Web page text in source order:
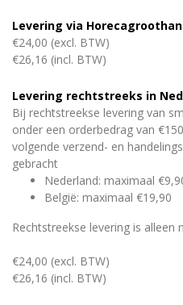
Levering via
€24,00 (excl. BTW)
€26,16 (incl. BTW)
Levering rechtstreeks in
Bij rechtstreekse levering van
onder een orderbedrag van
volgende verzend- en
gebracht
Nederland: maximaal
België: maximaal €19,90
Rechtstreekse levering is alleen
€24,00 (excl. BTW)
€26,16 (incl. BTW)